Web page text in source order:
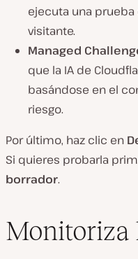
ejecuta una prueba
visitante.
Managed
que la IA de
basándose en el
riesgo.
Por último, haz clic en
Si quieres probarla
borrador.
Monitoriza